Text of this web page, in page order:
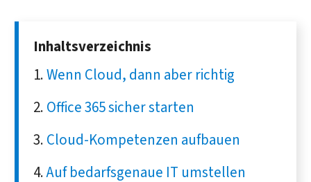
Inhaltsverzeichnis
Wenn Cloud, dann aber richtig
Office 365 sicher starten
Cloud-Kompetenzen aufbauen
Auf bedarfsgenaue IT umstellen